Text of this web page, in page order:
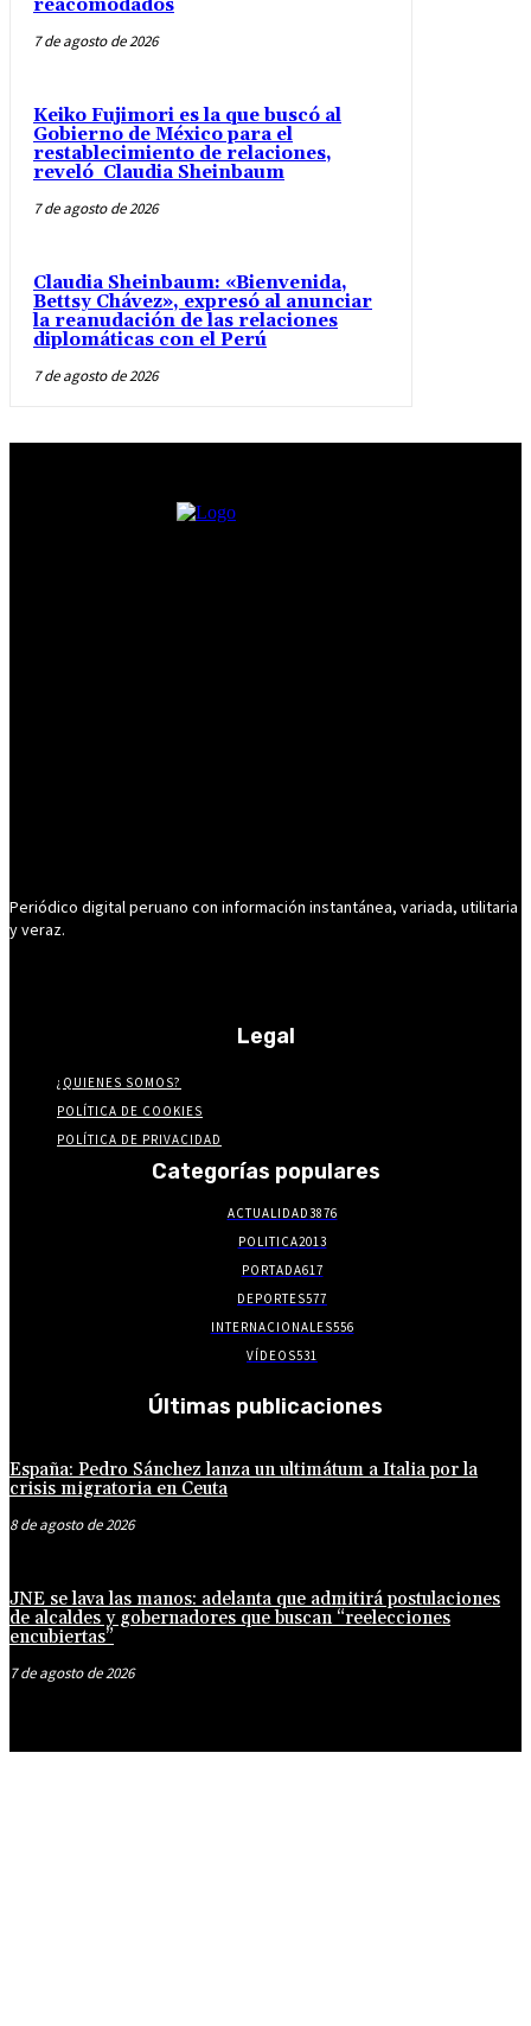
reacomodados
7 de agosto de 2026
Keiko Fujimori es la que buscó al
Gobierno de México para el
restablecimiento de relaciones,
reveló Claudia Sheinbaum
7 de agosto de 2026
Claudia Sheinbaum: «Bienvenida,
Bettsy Chávez», expresó al anunciar
la reanudación de las relaciones
diplomáticas con el Perú
7 de agosto de 2026
Periódico digital peruano con información instantánea, variada, utilitaria
y veraz.
Legal
¿QUIENES SOMOS?
POLÍTICA DE COOKIES
POLÍTICA DE PRIVACIDAD
Categorías populares
ACTUALIDAD3876
POLITICA2013
PORTADA617
DEPORTES577
INTERNACIONALES556
VÍDEOS531
Últimas publicaciones
España: Pedro Sánchez lanza un ultimátum a Italia por la
crisis migratoria en Ceuta
8 de agosto de 2026
JNE se lava las manos: adelanta que admitirá postulaciones
de alcaldes y gobernadores que buscan “reelecciones
encubiertas”
7 de agosto de 2026